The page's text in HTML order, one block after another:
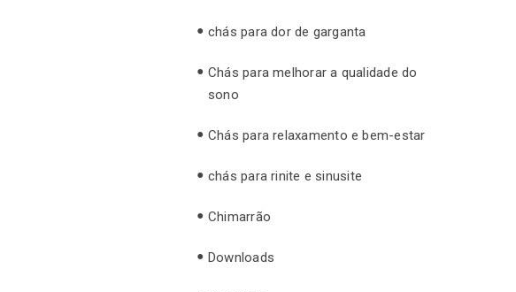
chás para dor de garganta
Chás para melhorar a qualidade do
sono
Chás para relaxamento e bem-estar
chás para rinite e sinusite
Chimarrão
Downloads